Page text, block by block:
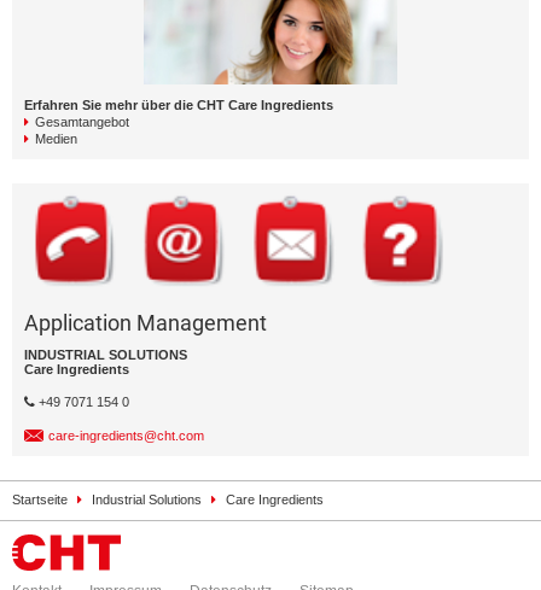
Erfahren Sie mehr über die CHT Care Ingredients
Gesamtangebot
Medien
Application Management
INDUSTRIAL SOLUTIONS
Care Ingredients
+49 7071 154 0
care-ingredients@cht.com
Startseite Industrial Solutions Care Ingredients